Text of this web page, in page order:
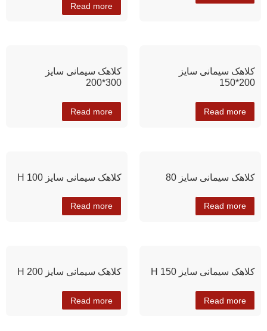
Read more
کلاهک سیمانی سایز
200*150
Read more
کلاهک سیمانی سایز
300*200
Read more
کلاهک سیمانی سایز 80
Read more
کلاهک سیمانی سایز H 100
Read more
کلاهک سیمانی سایز H 150
Read more
کلاهک سیمانی سایز H 200
Read more